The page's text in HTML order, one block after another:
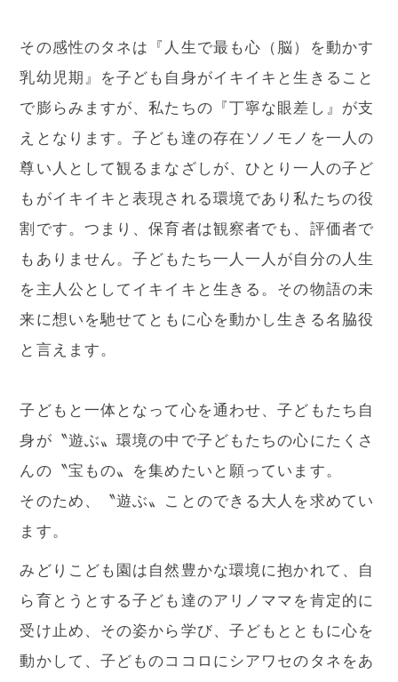
その感性のタネは『人生で最も心（脳）を動かす
乳幼児期』を子ども自身がイキイキと生きること
で膨らみますが、私たちの『丁寧な眼差し』が支
えとなります。子ども達の存在ソノモノを一人の
尊い人として観るまなざしが、ひとり一人の子ど
もがイキイキと表現される環境であり私たちの役
割です。つまり、保育者は観察者でも、評価者で
もありません。子どもたち一人一人が自分の人生
を主人公としてイキイキと生きる。その物語の未
来に想いを馳せてともに心を動かし生きる名脇役
と言えます。
子どもと一体となって心を通わせ、子どもたち自
身が〝遊ぶ〟環境の中で子どもたちの心にたくさ
んの〝宝もの〟を集めたいと願っています。
そのため、〝遊ぶ〟ことのできる大人を求めてい
ます。
みどりこども園は自然豊かな環境に抱かれて、自
ら育とうとする子ども達のアリノママを肯定的に
受け止め、その姿から学び、子どもとともに心を
動かして、子どものココロにシアワセのタネをあ